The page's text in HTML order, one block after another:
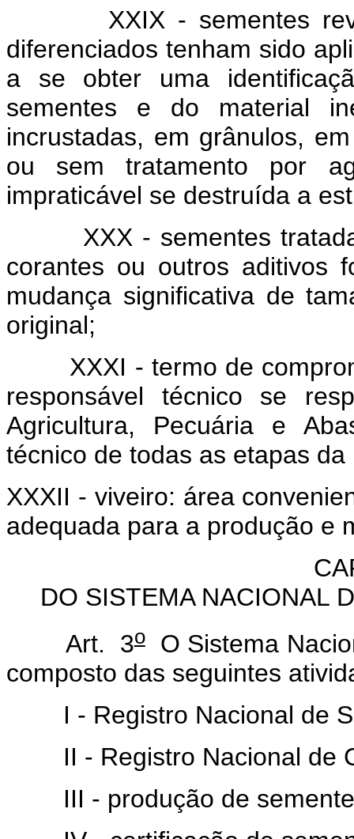
XXIX - sementes
diferenciados tenham sido
a se obter uma
sementes e do material
incrustadas, em grânulos,
ou sem tratamento por
impraticável se destruída a
XXX - sementes
corantes ou outros aditivos
mudança significativa de
original;
XXXI - termo de
responsável técnico se
Agricultura, Pecuária e
técnico de todas as etapas
XXXII - viveiro: área
adequada para a produção e
DO SISTEMA NACIONAL
Art. 3oO Sistema
composto das seguintes
I - Registro Nacional de
II - Registro Nacional de
III - produção de